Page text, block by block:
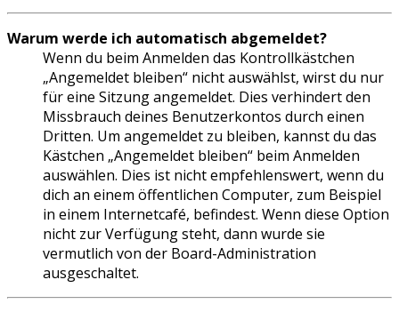
Warum werde ich automatisch abgemeldet?
Wenn du beim Anmelden das Kontrollkästchen
„Angemeldet bleiben“ nicht auswählst, wirst du nur
für eine Sitzung angemeldet. Dies verhindert den
Missbrauch deines Benutzerkontos durch einen
Dritten. Um angemeldet zu bleiben, kannst du das
Kästchen „Angemeldet bleiben“ beim Anmelden
auswählen. Dies ist nicht empfehlenswert, wenn du
dich an einem öffentlichen Computer, zum Beispiel
in einem Internetcafé, befindest. Wenn diese Option
nicht zur Verfügung steht, dann wurde sie
vermutlich von der Board-Administration
ausgeschaltet.